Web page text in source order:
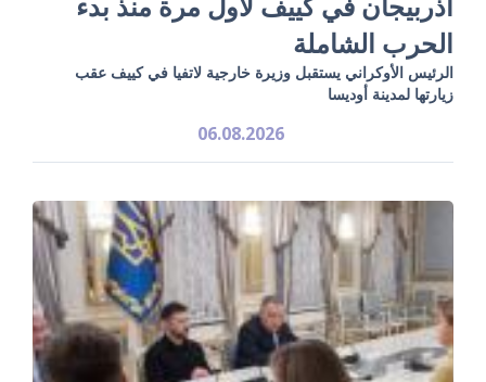
الحرب الشاملة
الرئيس الأوكراني يستقبل وزيرة خارجية لاتفيا في كييف عقب
زيارتها لمدينة أوديسا
06.08.2026